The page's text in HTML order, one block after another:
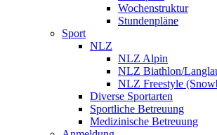
Wochenstruktur
Stundenpläne
Sport
NLZ
NLZ Alpin
NLZ Biathlon/
NLZ Freestyle
Diverse Sportarten
Sportliche Betreuung
Medizinische Betreuung